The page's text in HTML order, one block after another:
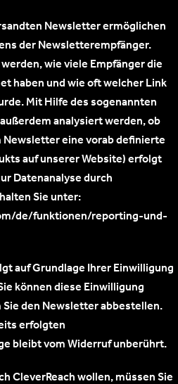
Newsletter ermöglichen
der Newsletterempfänger.
wie viele Empfänger die
haben und wie oft welcher Link
Mit Hilfe des sogenannten
analysiert werden, ob
Newsletter eine vorab definierte
auf unserer Website) erfolgt
Datenanalyse durch
Sie unter:
de/funktionen/reporting-und-
auf Grundlage Ihrer Einwilligung
können diese Einwilligung
den Newsletter abbestellen.
erfolgten
bleibt vom Widerruf unberührt.
CleverReach wollen, müssen Sie